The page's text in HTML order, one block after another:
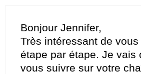
Bonjour Jennifer,
Très intéressant de
étape par étape. Je vais
vous suivre sur votre